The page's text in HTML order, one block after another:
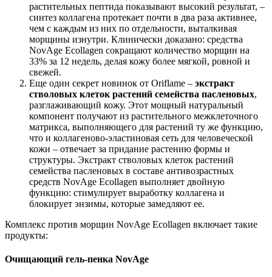
растительных пептида показывают высокий результат, –
синтез коллагена протекает почти в два раза активнее,
чем с каждым из них по отдельности, выталкивая
морщины изнутри. Клинически доказано: средства
NovAge Ecollagen сокращают количество морщин на
33% за 12 недель, делая кожу более мягкой, ровной и
свежей.
Еще один секрет новинок от Oriflame – экстракт
стволовых клеток растений семейства пасленовых,
разглаживающий кожу. Этот мощный натуральный
компонент получают из растительного межклеточного
матрикса, выполняющего для растений ту же функцию,
что и коллагеново-эластиновая сеть для человеческой
кожи – отвечает за придание растению формы и
структуры. Экстракт стволовых клеток растений
семейства пасленовых в составе антивозрастных
средств NovAge Ecollagen выполняет двойную
функцию: стимулирует выработку коллагена и
блокирует энзимы, которые замедляют ее.
Комплекс против морщин NovAge Ecollagen включает такие
продукты:
Очищающий гель-пенка NovAge